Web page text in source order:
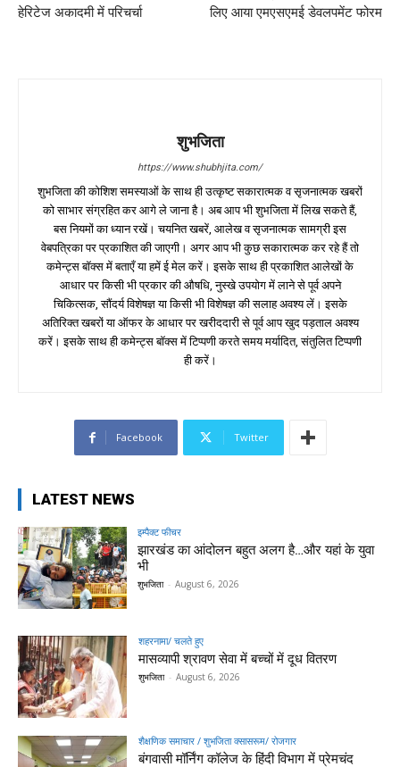
हेरिटेज अकादमी में परिचर्चा
लिए आया एमएसएमई डेवलपमेंट फोरम
शुभजिता
https://www.shubhjita.com/
शुभजिता की कोशिश समस्याओं के साथ ही उत्कृष्ट सकारात्मक व सृजनात्मक खबरों
को साभार संग्रहित कर आगे ले जाना है। अब आप भी शुभजिता में लिख सकते हैं,
बस नियमों का ध्यान रखें। चयनित खबरें, आलेख व सृजनात्मक सामग्री इस
वेबपत्रिका पर प्रकाशित की जाएगी। अगर आप भी कुछ सकारात्मक कर रहे हैं तो
कमेन्ट्स बॉक्स में बताएँ या हमें ई मेल करें। इसके साथ ही प्रकाशित आलेखों के
आधार पर किसी भी प्रकार की औषधि, नुस्खे उपयोग में लाने से पूर्व अपने
चिकित्सक, सौंदर्य विशेषज्ञ या किसी भी विशेषज्ञ की सलाह अवश्य लें। इसके
अतिरिक्त खबरों या ऑफर के आधार पर खरीददारी से पूर्व आप खुद पड़ताल अवश्य
करें। इसके साथ ही कमेन्ट्स बॉक्स में टिप्पणी करते समय मर्यादित, संतुलित टिप्पणी
ही करें।
Facebook Twitter
LATEST NEWS
इम्पैक्ट फीचर
झारखंड का आंदोलन बहुत अलग है…और यहां के युवा
भी
शुभजिता - August 6, 2026
शहरनामा/ चलते हुए
मासव्यापी श्रावण सेवा में बच्चों में दूध वितरण
शुभजिता - August 6, 2026
शैक्षणिक समाचार / शुभजिता क्सासरूम/ रोजगार
बंगवासी मॉर्निंग कॉलेज के हिंदी विभाग में प्रेमचंद